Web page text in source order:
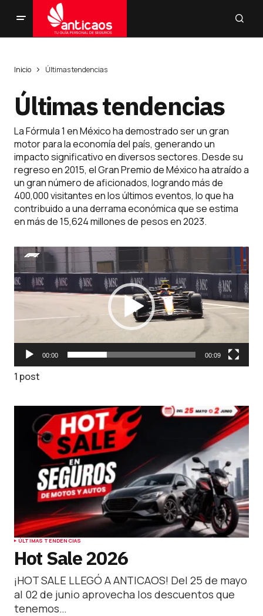
Inicio Últimas tendencias
Últimas tendencias
La Fórmula 1 en México ha demostrado ser un gran
motor para la economía del país, generando un
impacto significativo en diversos sectores. Desde su
regreso en 2015, el Gran Premio de México ha atraído a
un gran número de aficionados, logrando más de
400,000 visitantes en los últimos eventos, lo que ha
contribuido a una derrama económica que se estima
en más de 15,624 millones de pesos en 2023​.
Reproductor
de
vídeo
00:00 00:09
1 post
ÚLTIMAS TENDENCIAS
Hot Sale 2026
¡HOT SALE LLEGÓ A ANTICAOS! Del 25 de mayo
al 02 de junio aprovecha los descuentos que
tenemos…